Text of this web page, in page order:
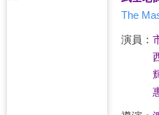
The
演員：